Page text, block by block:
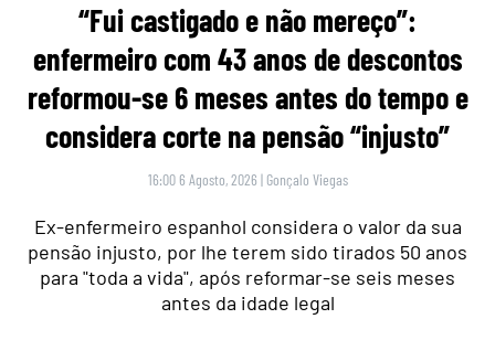
“Fui castigado e não mereço”:
enfermeiro com 43 anos de descontos
reformou-se 6 meses antes do tempo e
considera corte na pensão “injusto”
16:00 6 Agosto, 2026 | Gonçalo Viegas
Ex-enfermeiro espanhol considera o valor da sua
pensão injusto, por lhe terem sido tirados 50 anos
para "toda a vida", após reformar-se seis meses
antes da idade legal